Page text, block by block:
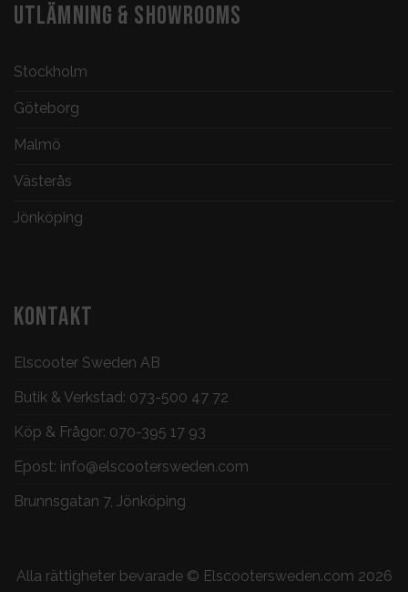
UTLÄMNING & SHOWROOMS
Stockholm
Göteborg
Malmö
Västerås
Jönköping
KONTAKT
Elscooter Sweden AB
Butik & Verkstad: 073-500 47 72
Köp & Frågor: 070-395 17 93
Epost: info@elscootersweden.com
Brunnsgatan 7, Jönköping
Alla rättigheter bevarade © Elscootersweden.com 2026